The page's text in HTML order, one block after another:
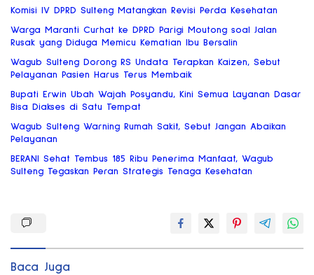
Komisi IV DPRD Sulteng Matangkan Revisi Perda Kesehatan
Warga Maranti Curhat ke DPRD Parigi Moutong soal Jalan
Rusak yang Diduga Memicu Kematian Ibu Bersalin
Wagub Sulteng Dorong RS Undata Terapkan Kaizen, Sebut
Pelayanan Pasien Harus Terus Membaik
Bupati Erwin Ubah Wajah Posyandu, Kini Semua Layanan Dasar
Bisa Diakses di Satu Tempat
Wagub Sulteng Warning Rumah Sakit, Sebut Jangan Abaikan
Pelayanan
BERANI Sehat Tembus 185 Ribu Penerima Manfaat, Wagub
Sulteng Tegaskan Peran Strategis Tenaga Kesehatan
Baca Juga